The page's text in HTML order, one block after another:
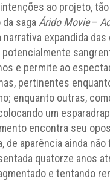
ao projeto,
saga Árido Movie–
expandida
e permite ao
pertinentes
enquanto outras,
um
encontra seu
de aparência ainda
quatorze anos
e tentando